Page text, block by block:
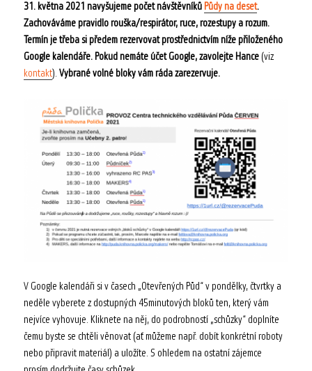
31. května 2021 navyšujeme počet návštěvníků Půdy na deset.
Zachováváme pravidlo rouška/respirátor, ruce, rozestupy a rozum.
Termín je třeba si předem rezervovat prostřednictvím níže přiloženého
Google kalendáře. Pokud nemáte účet Google, zavolejte Hance(viz
kontakt). Vybrané volné bloky vám ráda zarezervuje.
V Google kalendáři si v časech „Otevřených Půd“ v pondělky, čtvrtky a
neděle vyberete z dostupných 45minutových bloků ten, který vám
nejvíce vyhovuje. Kliknete na něj, do podrobností „schůzky“ doplníte
čemu byste se chtěli věnovat (ať můžeme např. dobít konkrétní roboty
nebo připravit materiál) a uložíte. S ohledem na ostatní zájemce